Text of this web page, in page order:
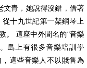
文青，她說得沒錯，借著
十九世紀第一架鋼琴上
。 這座中外聞名的“音樂
島上有很多音樂培訓學
這些音樂人不以賤售為